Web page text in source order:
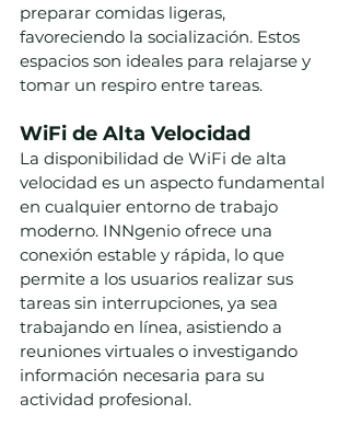
preparar comidas ligeras,
favoreciendo la socialización. Estos
espacios son ideales para relajarse y
tomar un respiro entre tareas.
WiFi de Alta Velocidad
La disponibilidad de WiFi de alta
velocidad es un aspecto fundamental
en cualquier entorno de trabajo
moderno. INNgenio ofrece una
conexión estable y rápida, lo que
permite a los usuarios realizar sus
tareas sin interrupciones, ya sea
trabajando en línea, asistiendo a
reuniones virtuales o investigando
información necesaria para su
actividad profesional.